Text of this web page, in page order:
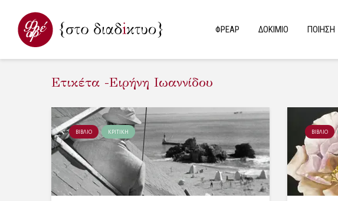
ΦΡΕΑΡ ΔΟΚΙΜΙΟ ΠΟΙΗΣΗ
Ετικέτα -Ειρήνη Ιωαννίδου
ΒΙΒΛΙΟ ΚΡΙΤΙΚΗ ΒΙΒΛΙΟ